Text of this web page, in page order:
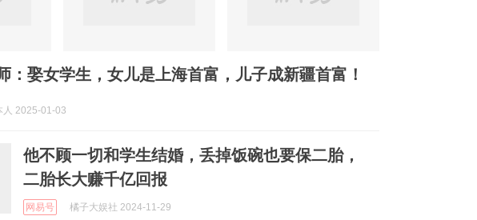
：娶女学生，女儿是上海首富，儿子成新疆首富！
人 2025-01-03
他不顾一切和学生结婚，丢掉饭碗也要保二胎，
二胎长大赚千亿回报
网易号 橘子大娱社 2024-11-29